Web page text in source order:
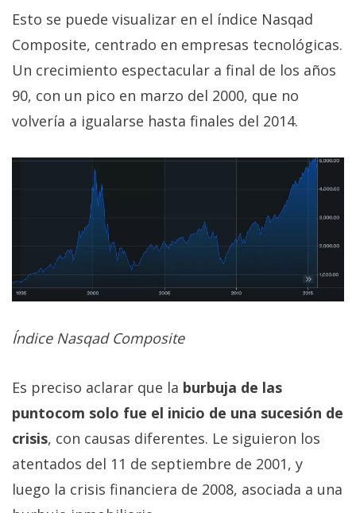
Esto se puede visualizar en el índice Nasqad
Composite, centrado en empresas tecnológicas.
Un crecimiento espectacular a final de los años
90, con un pico en marzo del 2000, que no
volvería a igualarse hasta finales del 2014.
Índice Nasqad Composite
Es preciso aclarar que la burbuja de las
puntocom solo fue el inicio de una sucesión de
crisis, con causas diferentes. Le siguieron los
atentados del 11 de septiembre de 2001, y
luego la crisis financiera de 2008, asociada a una